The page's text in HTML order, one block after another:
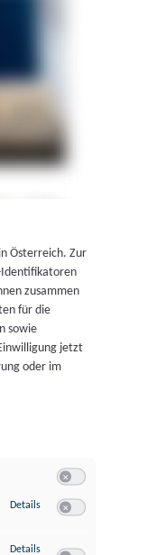
Österreich. Zur
Identifikatoren
zusammen
für die
sowie
jetzt
oder im
Details zu Speichern von oder
Details zu Verwendung